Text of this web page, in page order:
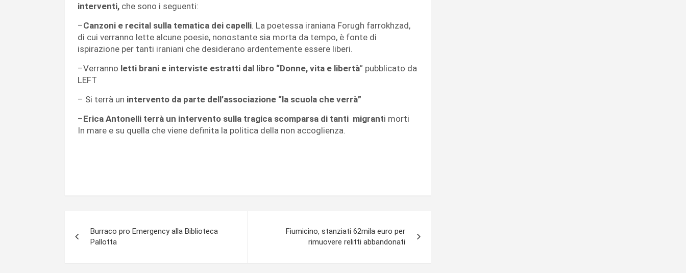
interventi, che sono i seguenti:
–Canzoni e recital sulla tematica dei capelli. La poetessa iraniana Forugh farrokhzad,
di cui verranno lette alcune poesie, nonostante sia morta da tempo, è fonte di
ispirazione per tanti iraniani che desiderano ardentemente essere liberi.
–Verranno letti brani e interviste estratti dal libro “Donne, vita e libertà” pubblicato da
LEFT
– Si terrà un intervento da parte dell’associazione “la scuola che verrà”
–Erica Antonelli terrà un intervento sulla tragica scomparsa di tanti migranti morti
In mare e su quella che viene definita la politica della non accoglienza.
articoli
Burraco pro Emergency alla Biblioteca
Pallotta
Fiumicino, stanziati 62mila euro per
rimuovere relitti abbandonati